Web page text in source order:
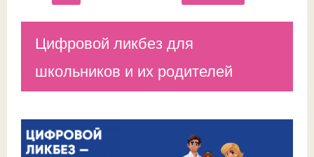
Цифровой ликбез для
школьников и их родителей